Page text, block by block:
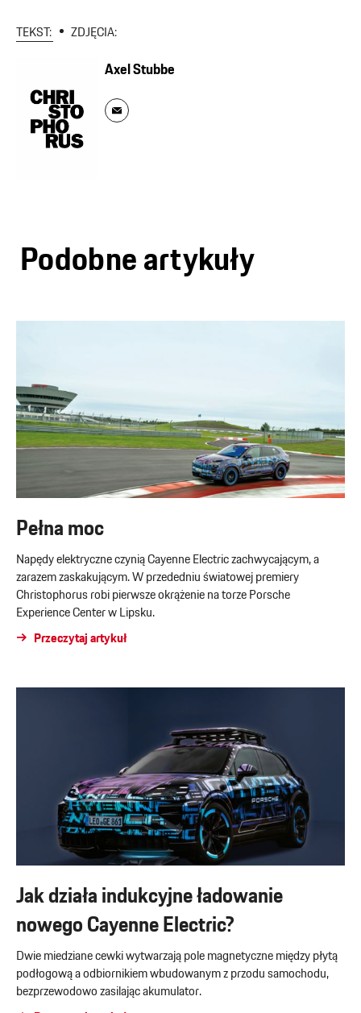
TEKST: ZDJĘCIA:
Axel Stubbe
Podobne artykuły
Pełna moc
Napędy elektryczne czynią Cayenne Electric zachwycającym, a
zarazem zaskakującym. W przededniu światowej premiery
Christophorus robi pierwsze okrążenie na torze Porsche
Experience Center w Lipsku.
Przeczytaj artykuł
Jak działa indukcyjne ładowanie
nowego Cayenne Electric?
Dwie miedziane cewki wytwarzają pole magnetyczne między płytą
podłogową a odbiornikiem wbudowanym z przodu samochodu,
bezprzewodowo zasilając akumulator.